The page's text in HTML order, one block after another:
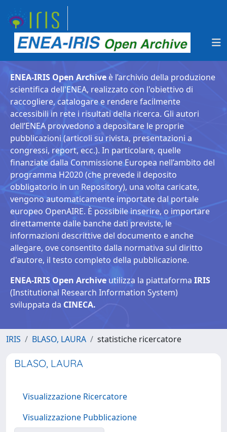
ENEA-IRIS Open Archive è l’archivio della produzione
scientifica dell'ENEA, realizzato con l'obiettivo di
raccogliere, catalogare e rendere facilmente
accessibili in rete i risultati della ricerca. Gli autori
dell’ENEA provvedono a depositare le proprie
pubblicazioni (articoli su rivista, presentazioni a
congressi, report, ecc.). In particolare, quelle
finanziate dalla Commissione Europea nell’ambito del
programma H2020 (che prevede il deposito
obbligatorio in un Repository), una volta caricate,
vengono automaticamente importate dal portale
europeo OpenAIRE. È possibile inserire, o importare
direttamente dalle banche dati previste, le
informazioni descrittive del documento e anche
allegare, ove consentito dalla normativa sul diritto
d'autore, il testo completo della pubblicazione.
ENEA-IRIS Open Archive utilizza la piattaforma IRIS
(Institutional Research Information System)
sviluppata da CINECA.
IRIS BLASO, LAURA statistiche ricercatore
BLASO, LAURA
Visualizzazione Ricercatore
Visualizzazione Pubblicazione